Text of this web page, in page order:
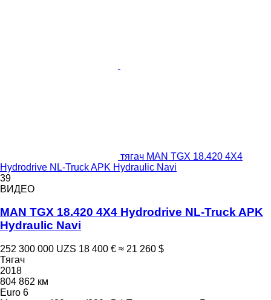
тягач MAN TGX 18.420 4X4
Hydrodrive NL-Truck APK Hydraulic Navi
39
ВИДЕО
MAN TGX 18.420 4X4 Hydrodrive NL-Truck APK
Hydraulic Navi
252 300 000 UZS 18 400 € ≈ 21 260 $
Тягач
2018
804 862 км
Euro 6